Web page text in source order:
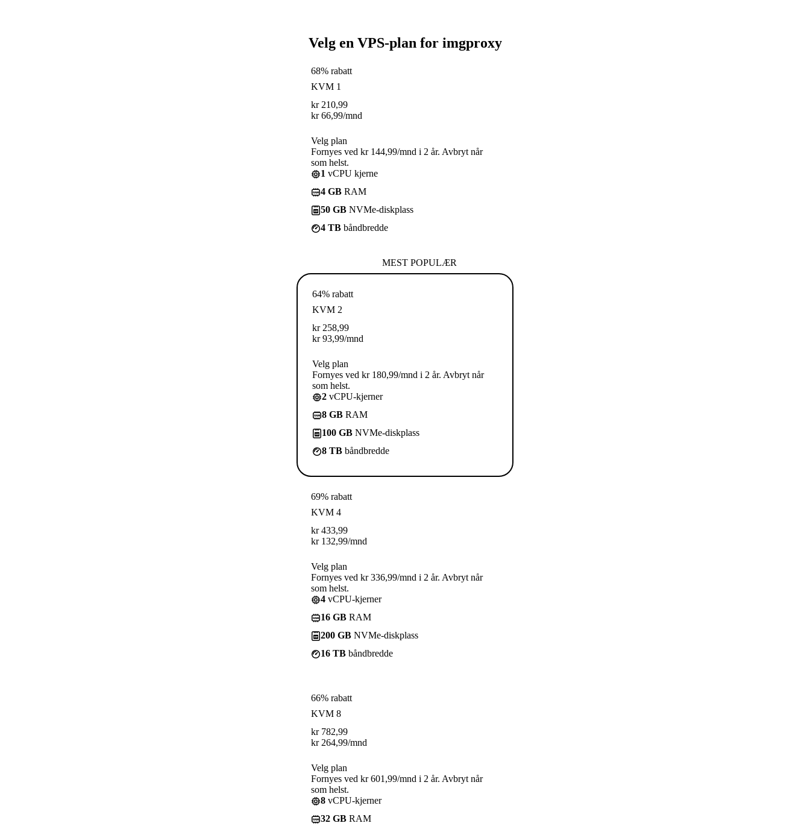
Velg en VPS-plan for imgproxy
68% rabatt
KVM 1
kr 210,99
kr 66,99/mnd
Velg plan
Fornyes ved kr 144,99/mnd i 2 år. Avbryt når
som helst.
1 vCPU kjerne
4 GB RAM
50 GB NVMe-diskplass
4 TB båndbredde
MEST POPULÆR
64% rabatt
KVM 2
kr 258,99
kr 93,99/mnd
Velg plan
Fornyes ved kr 180,99/mnd i 2 år. Avbryt når
som helst.
2 vCPU-kjerner
8 GB RAM
100 GB NVMe-diskplass
8 TB båndbredde
69% rabatt
KVM 4
kr 433,99
kr 132,99/mnd
Velg plan
Fornyes ved kr 336,99/mnd i 2 år. Avbryt når
som helst.
4 vCPU-kjerner
16 GB RAM
200 GB NVMe-diskplass
16 TB båndbredde
66% rabatt
KVM 8
kr 782,99
kr 264,99/mnd
Velg plan
Fornyes ved kr 601,99/mnd i 2 år. Avbryt når
som helst.
8 vCPU-kjerner
32 GB RAM